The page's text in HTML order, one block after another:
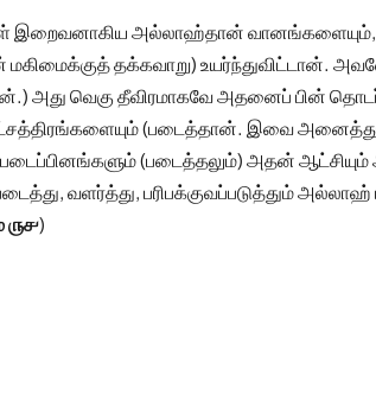
இறைவனாகிய அல்லாஹ்தான் வானங்களையும்,
தக்கவாறு) உயர்ந்துவிட்டான்.
அது வெகு தீவிரமாகவே அதனைப் பின்
(படைத்தான். இவை
(படைத்தலும்) அதன்
வளர்த்து, பரிபக்குவப்படுத்தும்
௫௪)